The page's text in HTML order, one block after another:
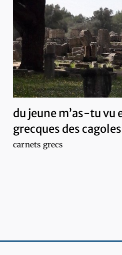
du jeune m’as-tu vu
grecques des cagoles
carnets grecs